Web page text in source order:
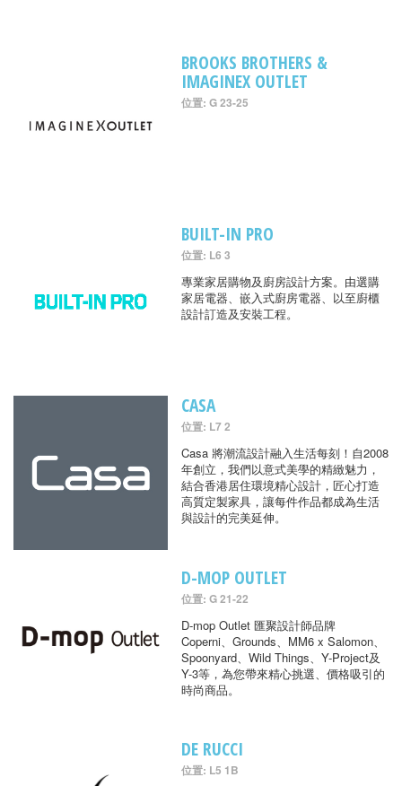
BROOKS BROTHERS &
IMAGINEX OUTLET
位置: G 23-25
BUILT-IN PRO
位置: L6 3
專業家居購物及廚房設計方案。由選購
家居電器、嵌入式廚房電器、以至廚櫃
設計訂造及安裝工程。
CASA
位置: L7 2
Casa 將潮流設計融入生活每刻！自2008
年創立，我們以意式美學的精緻魅力，
結合香港居住環境精心設計，匠心打造
高質定製家具，讓每件作品都成為生活
與設計的完美延伸。
D-MOP OUTLET
位置: G 21-22
D-mop Outlet 匯聚設計師品牌
Coperni、Grounds、MM6 x Salomon、
Spoonyard、Wild Things、Y-Project及
Y-3等，為您帶來精心挑選、價格吸引的
時尚商品。
DE RUCCI
位置: L5 1B